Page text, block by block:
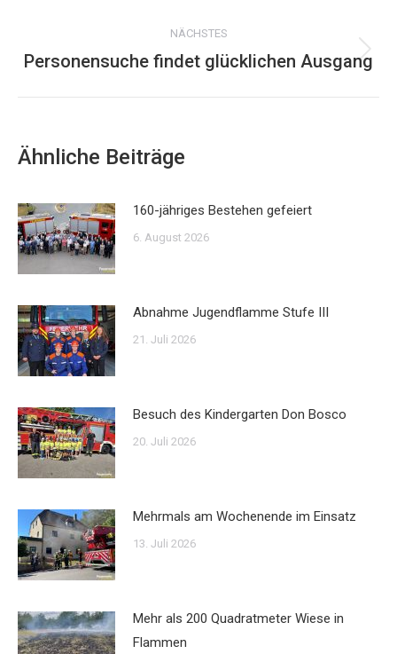
NÄCHSTES
Nächster
Personensuche findet glücklichen Ausgang
Ähnliche Beiträge
160-jähriges Bestehen gefeiert
6. August 2026
Abnahme Jugendflamme Stufe III
21. Juli 2026
Besuch des Kindergarten Don Bosco
20. Juli 2026
Mehrmals am Wochenende im Einsatz
13. Juli 2026
Mehr als 200 Quadratmeter Wiese in
Flammen